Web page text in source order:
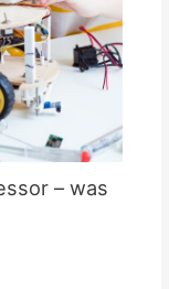
– was